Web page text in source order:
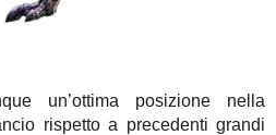
un’ottima posizione nella
rispetto a precedenti grandi